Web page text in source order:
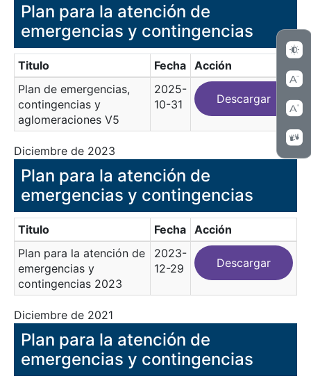
Plan para la atención de
emergencias y contingencias
Titulo Fecha Acción
Plan de emergencias,
contingencias y
aglomeraciones V5
2025-
10-31
Descargar
Diciembre de 2023
Plan para la atención de
emergencias y contingencias
Titulo Fecha Acción
Plan para la atención de
emergencias y
contingencias 2023
2023-
12-29
Descargar
Diciembre de 2021
Plan para la atención de
emergencias y contingencias